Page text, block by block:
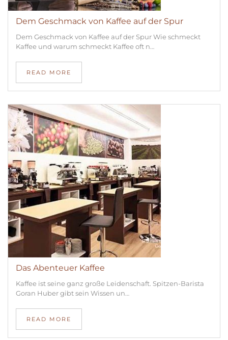
Dem Geschmack von Kaffee auf der Spur
Dem Geschmack von Kaffee auf der Spur Wie schmeckt
Kaffee und warum schmeckt Kaffee oft n…
READ MORE
Das Abenteuer Kaffee
Kaffee ist seine ganz große Leidenschaft. Spitzen-Barista
Goran Huber gibt sein Wissen un…
READ MORE